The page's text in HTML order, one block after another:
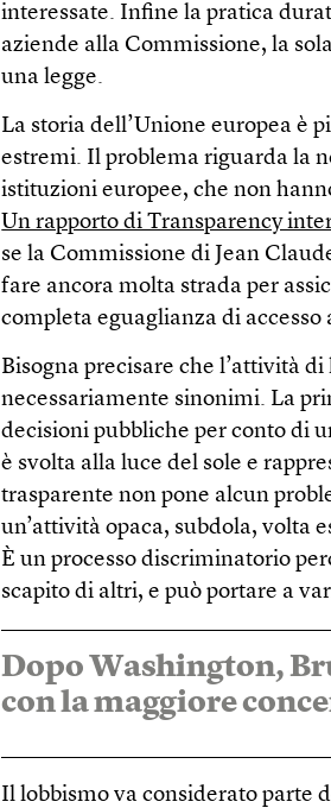
interessate. Infine la pratica
aziende alla Commissione, la
una legge.
La storia dell’Unione europea è
estremi. Il problema riguarda la
istituzioni europee, che non
Un rapporto di Transparency
se la Commissione di Jean
fare ancora molta strada per
completa eguaglianza di
Bisogna precisare che l’attività
necessariamente sinonimi. La
decisioni pubbliche per conto di
è svolta alla luce del sole e
trasparente non pone alcun
un’attività opaca, subdola, volta
È un processo discriminatorio
scapito di altri, e può portare a
Dopo Washington,
con la maggiore
Il lobbismo va considerato parte